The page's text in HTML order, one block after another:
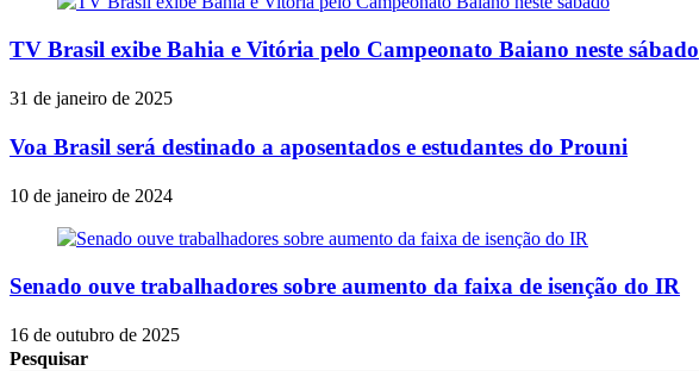
TV Brasil exibe Bahia e Vitória pelo Campeonato Baiano neste sábado
31 de janeiro de 2025
Voa Brasil será destinado a aposentados e estudantes do Prouni
10 de janeiro de 2024
Senado ouve trabalhadores sobre aumento da faixa de isenção do IR
16 de outubro de 2025
Pesquisar